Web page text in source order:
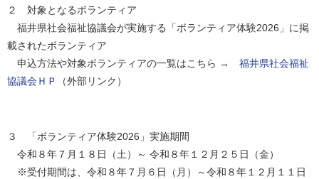
２ 対象となるボランティア
福井県社会福祉協議会が実施する「ボランティア体験2026」に掲
載されたボランティア
申込方法や対象ボランティアの一覧はこちら → 福井県社会福祉
協議会ＨＰ
（外部リンク）
３ 「ボランティア体験2026」実施期間
令和８年７月１８日（土）～ 令和８年１２月２５日（金）
※受付期間は、令和８年７月６日（月）～令和８年１２月１１日